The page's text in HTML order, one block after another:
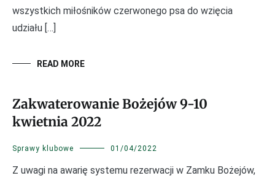
wszystkich miłośników czerwonego psa do wzięcia
udziału […]
READ MORE
Zakwaterowanie Bożejów 9-10
kwietnia 2022
Sprawy klubowe 01/04/2022
Z uwagi na awarię systemu rezerwacji w Zamku Bożejów,